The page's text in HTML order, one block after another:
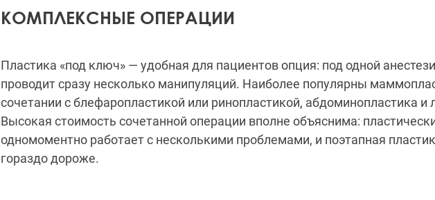
КОМПЛЕКСНЫЕ ОПЕРАЦИИ
Пластика «под ключ» — удобная для пациентов опция: под одной
проводит сразу несколько манипуляций. Наиболее популярны
сочетании с блефаропластикой или ринопластикой, абдоминопластика и
Высокая стоимость сочетанной операции вполне объяснима:
одномоментно работает с несколькими проблемами, и поэтапная
гораздо дороже.